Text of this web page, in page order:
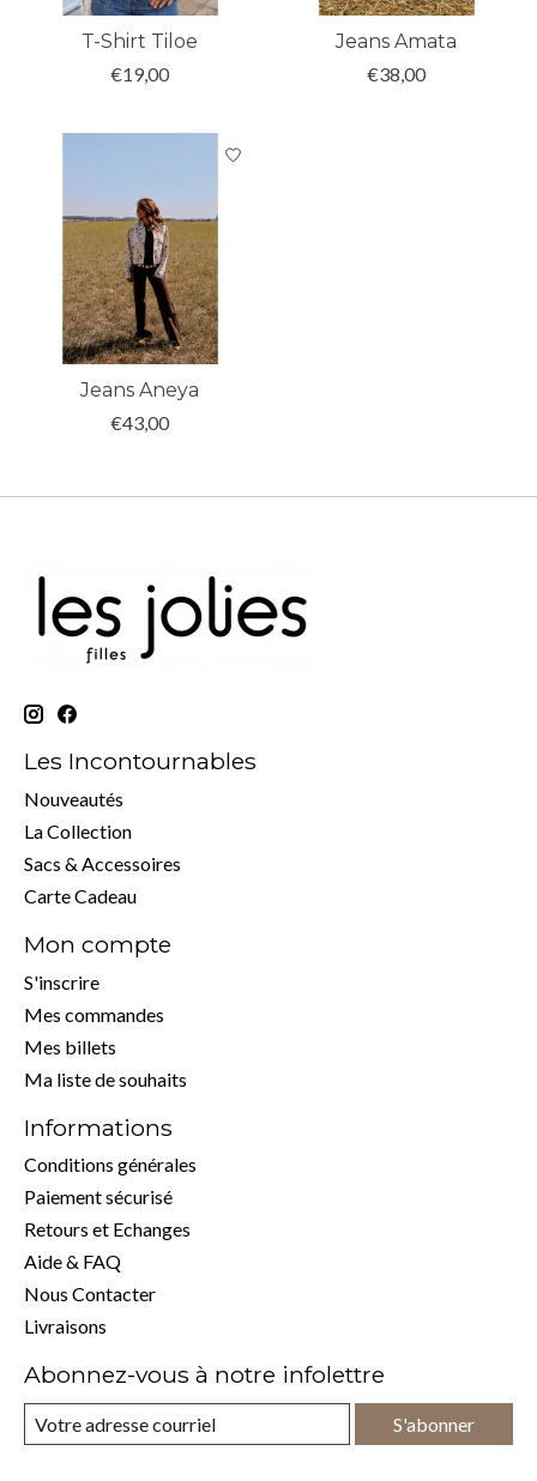
T-Shirt Tiloe
€19,00
Jeans Amata
€38,00
Jeans Aneya
€43,00
Les Incontournables
Nouveautés
La Collection
Sacs & Accessoires
Carte Cadeau
Mon compte
S'inscrire
Mes commandes
Mes billets
Ma liste de souhaits
Informations
Conditions générales
Paiement sécurisé
Retours et Echanges
Aide & FAQ
Nous Contacter
Livraisons
Abonnez-vous à notre infolettre
S'abonner